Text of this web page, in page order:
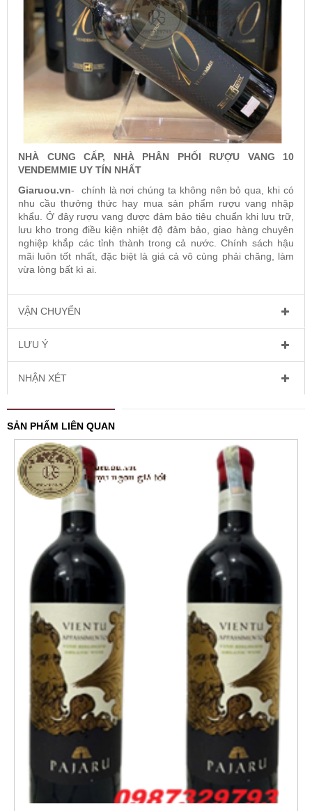
NHÀ CUNG CẤP, NHÀ PHÂN PHỐI RƯỢU VANG 10
VENDEMMIE UY TÍN NHẤT
Giaruou.vn- chính là nơi chúng ta không nên bỏ qua, khi có
nhu cầu thưởng thức hay mua sản phẩm rượu vang nhập
khẩu. Ở đây rượu vang được đảm bảo tiêu chuẩn khi lưu trữ,
lưu kho trong điều kiện nhiệt độ đảm bảo, giao hàng chuyên
nghiệp khắp các tỉnh thành trong cả nước. Chính sách hậu
mãi luôn tốt nhất, đặc biệt là giá cả vô cùng phải chăng, làm
vừa lòng bất kì ai.
VẬN CHUYỂN
LƯU Ý
NHẬN XÉT
SẢN PHẨM LIÊN QUAN